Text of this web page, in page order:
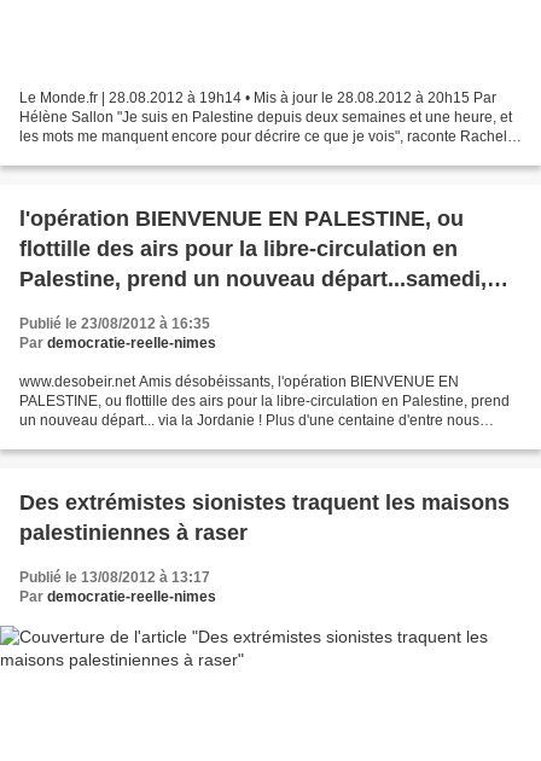
Le Monde.fr | 28.08.2012 à 19h14 • Mis à jour le 28.08.2012 à 20h15 Par
Hélène Sallon "Je suis en Palestine depuis deux semaines et une heure, et
les mots me manquent encore pour décrire ce que je vois", raconte Rachel
l'opération BIENVENUE EN PALESTINE, ou
flottille des airs pour la libre-circulation en
Palestine, prend un nouveau départ...samedi,
via la Jordanie !
Publié le 23/08/2012 à 16:35
Par democratie-reelle-nimes
www.desobeir.net Amis désobéissants, l'opération BIENVENUE EN
PALESTINE, ou flottille des airs pour la libre-circulation en Palestine, prend
un nouveau départ... via la Jordanie ! Plus d'une centaine d'entre nous
Des extrémistes sionistes traquent les maisons
palestiniennes à raser
Publié le 13/08/2012 à 13:17
Par democratie-reelle-nimes